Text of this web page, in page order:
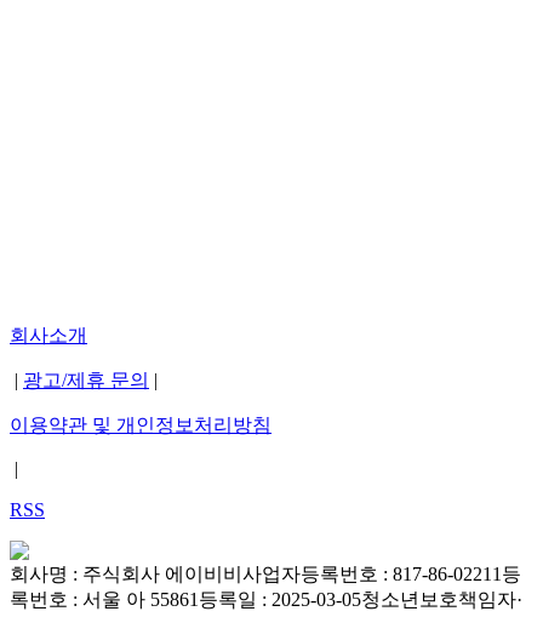
회사소개
광고/제휴 문의
이용약관 및 개인정보처리방침
RSS
회사명 : 주식회사 에이비비 사업자등록번호 : 817-86-02211등
록번호 : 서울 아 55861등록일 : 2025-03-05청소년보호책임자·